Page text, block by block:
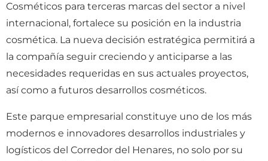
Cosméticos para terceras marcas del sector a nivel
internacional, fortalece su posición en la industria
cosmética. La nueva decisión estratégica permitirá a
la compañía seguir creciendo y anticiparse a las
necesidades requeridas en sus actuales proyectos,
así como a futuros desarrollos cosméticos.
Este parque empresarial constituye uno de los más
modernos e innovadores desarrollos industriales y
logísticos del Corredor del Henares, no solo por su